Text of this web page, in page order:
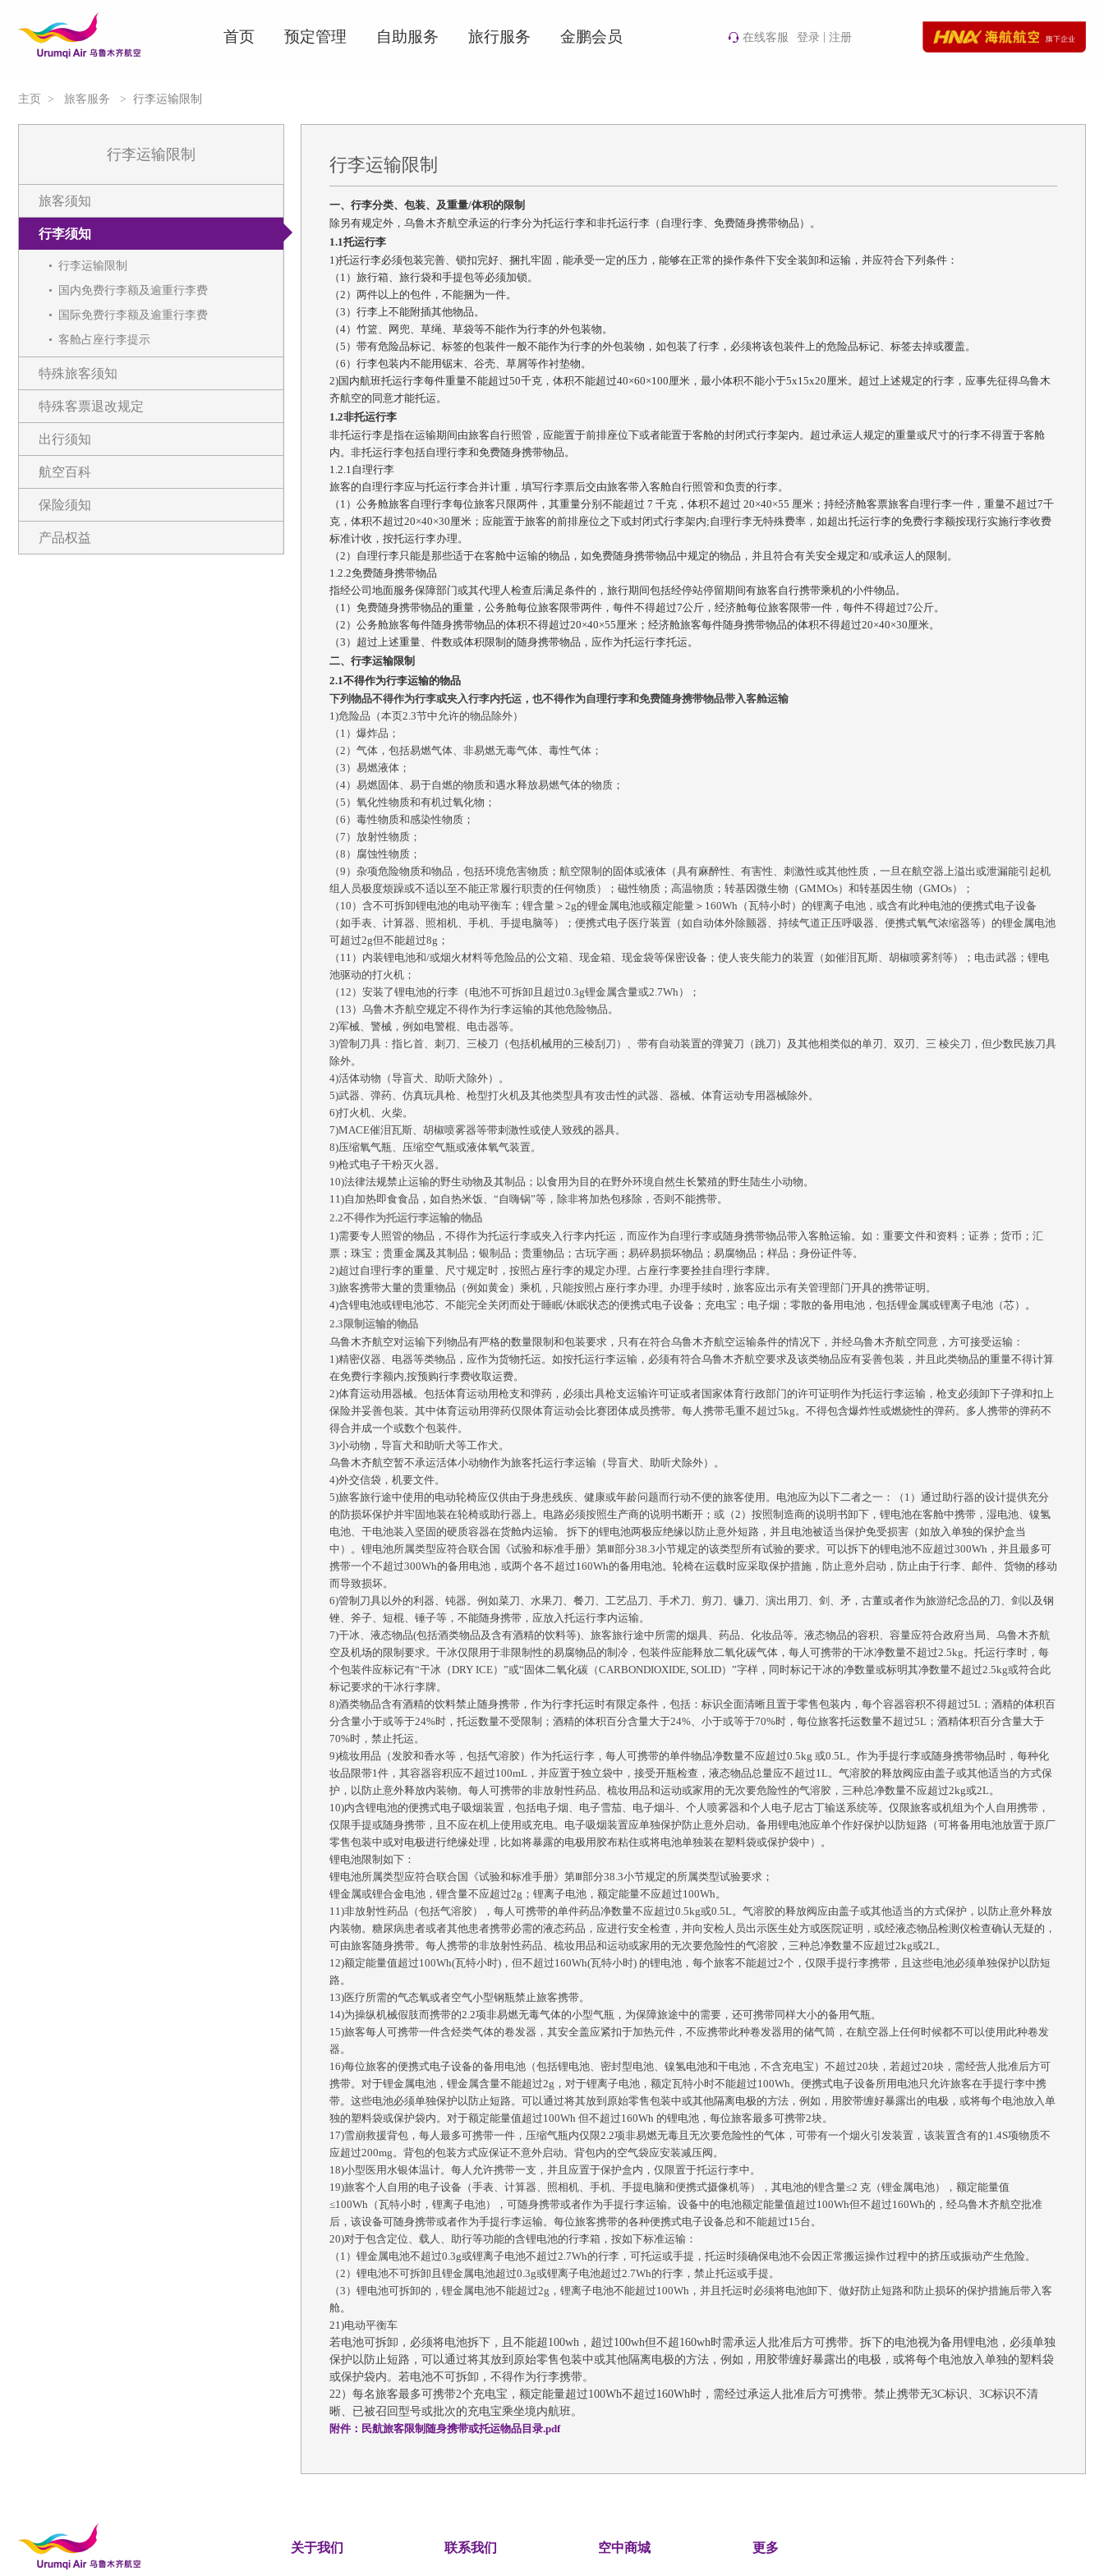
首页 预定管理 自助服务 旅行服务 金鹏会员 在线客服 登录 注册
主页 > 旅客服务 > 行李运输限制
行李运输限制
旅客须知
行李须知
行李运输限制
国内免费行李额及逾重行李费
国际免费行李额及逾重行李费
客舱占座行李提示
特殊旅客须知
特殊客票退改规定
出行须知
航空百科
保险须知
产品权益
行李运输限制
一、行李分类、包装、及重量/体积的限制
除另有规定外，乌鲁木齐航空承运的行李分为托运行李和非托运行李（自理行李、免费随身携带物品）。
1.1托运行李
1)托运行李必须包装完善、锁扣完好、捆扎牢固，能承受一定的压力，能够在正常的操作条件下安全装卸和运输，并应符合下列条件：
（1）旅行箱、旅行袋和手提包等必须加锁。
（2）两件以上的包件，不能捆为一件。
（3）行李上不能附插其他物品。
（4）竹篮、网兜、草绳、草袋等不能作为行李的外包装物。
（5）带有危险品标记、标签的包装件一般不能作为行李的外包装物，如包装了行李，必须将该包装件上的危险品标记、标签去掉或覆盖。
（6）行李包装内不能用锯末、谷壳、草屑等作衬垫物。
2)国内航班托运行李每件重量不能超过50千克，体积不能超过40×60×100厘米，最小体积不能小于5x15x20厘米。超过上述规定的行李，应事先征得乌鲁木
齐航空的同意才能托运。
1.2非托运行李
非托运行李是指在运输期间由旅客自行照管，应能置于前排座位下或者能置于客舱的封闭式行李架内。超过承运人规定的重量或尺寸的行李不得置于客舱
内。非托运行李包括自理行李和免费随身携带物品。
1.2.1自理行李
旅客的自理行李应与托运行李合并计重，填写行李票后交由旅客带入客舱自行照管和负责的行李。
（1）公务舱旅客自理行李每位旅客只限两件，其重量分别不能超过 7 千克，体积不超过 20×40×55 厘米；持经济舱客票旅客自理行李一件，重量不超过7千
克，体积不超过20×40×30厘米；应能置于旅客的前排座位之下或封闭式行李架内;自理行李无特殊费率，如超出托运行李的免费行李额按现行实施行李收费
标准计收，按托运行李办理。
（2）自理行李只能是那些适于在客舱中运输的物品，如免费随身携带物品中规定的物品，并且符合有关安全规定和/或承运人的限制。
1.2.2免费随身携带物品
指经公司地面服务保障部门或其代理人检查后满足条件的，旅行期间包括经停站停留期间有旅客自行携带乘机的小件物品。
（1）免费随身携带物品的重量，公务舱每位旅客限带两件，每件不得超过7公斤，经济舱每位旅客限带一件，每件不得超过7公斤。
（2）公务舱旅客每件随身携带物品的体积不得超过20×40×55厘米；经济舱旅客每件随身携带物品的体积不得超过20×40×30厘米。
（3）超过上述重量、件数或体积限制的随身携带物品，应作为托运行李托运。
二、行李运输限制
2.1不得作为行李运输的物品
下列物品不得作为行李或夹入行李内托运，也不得作为自理行李和免费随身携带物品带入客舱运输
1)危险品 （本页2.3节中允许的物品除外）
（ 1）爆炸品；
（2）气体，包括易燃气体、非易燃无毒气体、毒性气体；
（3）易燃液体；
（4）易燃固体、易于自燃的物质和遇水释放易燃气体的物质；
（5）氧化性物质和有机过氧化物；
（6）毒性物质和感染性物质；
（7）放射性物质；
（8）腐蚀性物质；
（9）杂项危险物质和物品，包括环境危害物质；航空限制的固体或液体（具有麻醉性、有害性、刺激性或其他性质，一旦在航空器上溢出或泄漏能引起机
组人员极度烦躁或不适以至不能正常履行职责的任何物质）；磁性物质；高温物质；转基因微生物（GMMOs）和转基因生物（GMOs）；
（ 10）含不可拆卸锂电池的电动平衡车；锂含量＞2g的锂金属电池或额定能量＞160Wh（瓦特小时）的锂离子电池，或含有此种电池的便携式电子设备
（如手表、计算器、照相机、手机、手提电脑等）；便携式电子医疗装置（如自动体外除颤器、持续气道正压呼吸器、便携式氧气浓缩器等）的锂金属电池
可超过2g但不能超过8g；
（ 11）内装锂电池和/或烟火材料等危险品的公文箱、现金箱、现金袋等保密设备；使人丧失能力的装置（如催泪瓦斯、胡椒喷雾剂等）；电击武器；锂电
池驱动的打火机；
（ 12）安装了锂电池的行李（电池不可拆卸且超过0.3g锂金属含量或2.7Wh）；
（ 13）乌鲁木齐航空规定不得作为行李运输的其他危险物品。
2)军械、警械，例如电警棍、电击器等。
3)管制刀具：指匕首、刺刀、三棱刀（包括机械用的三棱刮刀）、带有自动装置的弹簧刀（跳刀）及其他相类似的单刃、双刃、三 棱尖刀，但少数民族刀具
除外。
4)活体动物（导盲犬、助听犬除外）。
5)武器、弹药、仿真玩具枪、枪型打火机及其他类型具有攻击性的武器、器械。体育运动专用器械除外。
6)打火机、火柴。
7)MACE催泪瓦斯、胡椒喷雾器等带刺激性或使人致残的器具。
8)压缩氧气瓶、压缩空气瓶或液体氧气装置。
9)枪式电子干粉灭火器。
10)法律法规禁止运输的野生动物及其制品；以食用为目的在野外环境自然生长繁殖的野生陆生小动物。
11)自加热即食食品，如自热米饭、 “自嗨锅”等，除非将加热包移除，否则不能携带。
2.2不得作为托运行李运输的物品
1)需要专人照管的物品，不得作为托运行李或夹入行李内托运，而应作为自理行李或随身携带物品带入客舱运输。如：重要文件和资料；证券；货币；汇
票；珠宝；贵重金属及其制品；银制品；贵重物品；古玩字画；易碎易损坏物品；易腐物品；样品；身份证件等。
2)超过自理行李的重量、尺寸规定时，按照占座行李的规定办理。占座行李要拴挂自理行李牌。
3)旅客携带大量的贵重物品（例如黄金）乘机，只能按照占座行李办理。办理手续时，旅客应出示有关管理部门开具的携带证明。
4)含锂电池或锂电池芯、不能完全关闭而处于睡眠/休眠状态的便携式电子设备；充电宝；电子烟；零散的备用电池，包括锂金属或锂离子电池（芯）。
2.3限制运输的物品
乌鲁木齐航空对运输下列物品有严格的数量限制和包装要求，只有在符合乌鲁木齐航空运输条件的情况下，并经乌鲁木齐航空同意，方可接受运输：
1)精密仪器、电器等类物品，应作为货物托运。如按托运行李运输，必须有符合乌鲁木齐航空要求及该类物品应有妥善包装，并且此类物品的重量不得计算
在免费行李额内,按预购行李费收取运费。
2)体育运动用器械。包括体育运动用枪支和弹药，必须出具枪支运输许可证或者国家体育行政部门的许可证明作为托运行李运输，枪支必须卸下子弹和扣上
保险并妥善包装。其中体育运动用弹药仅限体育运动会比赛团体成员携带。每人携带毛重不超过5kg。不得包含爆炸性或燃烧性的弹药。多人携带的弹药不
得合并成一个或数个包装件。
3)小动物，导盲犬和助听犬等工作犬。
乌鲁木齐航空暂不承运活体小动物作为旅客托运行李运输（导盲犬、助听犬除外）。
4)外交信袋，机要文件。
5)旅客旅行途中使用的电动轮椅应仅供由于身患残疾、健康或年龄问题而行动不便的旅客使用。电池应为以下二者之一：（1）通过助行器的设计提供充分
的防损坏保护并牢固地装在轮椅或助行器上。电路必须按照生产商的说明书断开；或（2）按照制造商的说明书卸下，锂电池在客舱中携带，湿电池、镍氢
电池、干电池装入坚固的硬质容器在货舱内运输。 拆下的锂电池两极应绝缘以防止意外短路，并且电池被适当保护免受损害（如放入单独的保护盒当
中）。锂电池所属类型应符合联合国《试验和标准手册》第Ⅲ部分38.3小节规定的该类型所有试验的要求。可以拆下的锂电池不应超过300Wh，并且最多可
携带一个不超过300Wh的备用电池，或两个各不超过160Wh的备用电池。轮椅在运载时应采取保护措施，防止意外启动，防止由于行李、邮件、货物的移动
而导致损坏。
6)管制刀具以外的利器、钝器。例如菜刀、水果刀、餐刀、工艺品刀、手术刀、剪刀、镰刀、演出用刀、剑、矛，古董或者作为旅游纪念品的刀、剑以及钢
锉、斧子、短棍、锤子等，不能随身携带，应放入托运行李内运输。
7)干冰、液态物品(包括酒类物品及含有酒精的饮料等)、旅客旅行途中所需的烟具、药品、化妆品等。液态物品的容积、容量应符合政府当局、乌鲁木齐航
空及机场的限制要求。干冰仅限用于非限制性的易腐物品的制冷，包装件应能释放二氧化碳气体，每人可携带的干冰净数量不超过2.5kg。托运行李时，每
个包装件应标记有“干冰（DRY ICE）”或“固体二氧化碳（CARBONDIOXIDE, SOLID）”字样，同时标记干冰的净数量或标明其净数量不超过2.5kg或符合此
标记要求的干冰行李牌。
8)酒类物品含有酒精的饮料禁止随身携带，作为行李托运时有限定条件，包括：标识全面清晰且置于零售包装内，每个容器容积不得超过5L；酒精的体积百
分含量小于或等于24%时，托运数量不受限制；酒精的体积百分含量大于24%、小于或等于70%时，每位旅客托运数量不超过5L；酒精体积百分含量大于
70%时，禁止托运。
9)梳妆用品（发胶和香水等，包括气溶胶）作为托运行李，每人可携带的单件物品净数量不应超过0.5kg 或0.5L。作为手提行李或随身携带物品时，每种化
妆品限带1件，其容器容积应不超过100mL，并应置于独立袋中，接受开瓶检查，液态物品总量应不超过1L。气溶胶的释放阀应由盖子或其他适当的方式保
护，以防止意外释放内装物。每人可携带的非放射性药品、梳妆用品和运动或家用的无次要危险性的气溶胶，三种总净数量不应超过2kg或2L。
10)内含锂电池的便携式电子吸烟装置，包括电子烟、电子雪茄、电子烟斗、个人喷雾器和个人电子尼古丁输送系统等。仅限旅客或机组为个人自用携带，
仅限手提或随身携带，且不应在机上使用或充电。电子吸烟装置应单独保护防止意外启动。备用锂电池应单个作好保护以防短路（可将备用电池放置于原厂
零售包装中或对电极进行绝缘处理，比如将暴露的电极用胶布粘住或将电池单独装在塑料袋或保护袋中）。
锂电池限制如下：
锂电池所属类型应符合联合国《试验和标准手册》第Ⅲ部分38.3小节规定的所属类型试验要求；
锂金属或锂合金电池，锂含量不应超过2g；锂离子电池，额定能量不应超过100Wh。
11)非放射性药品（包括气溶胶），每人可携带的单件药品净数量不应超过0.5kg或0.5L。气溶胶的释放阀应由盖子或其他适当的方式保护，以防止意外释放
内装物。糖尿病患者或者其他患者携带必需的液态药品，应进行安全检查，并向安检人员出示医生处方或医院证明，或经液态物品检测仪检查确认无疑的，
可由旅客随身携带。每人携带的非放射性药品、梳妆用品和运动或家用的无次要危险性的气溶胶，三种总净数量不应超过2kg或2L。
12)额定能量值超过100Wh(瓦特小时)，但不超过160Wh(瓦特小时) 的锂电池，每个旅客不能超过2个，仅限手提行李携带，且这些电池必须单独保护以防短
路。
13)医疗所需的气态氧或者空气小型钢瓶禁止旅客携带。
14)为操纵机械假肢而携带的2.2项非易燃无毒气体的小型气瓶，为保障旅途中的需要，还可携带同样大小的备用气瓶。
15)旅客每人可携带一件含烃类气体的卷发器，其安全盖应紧扣于加热元件，不应携带此种卷发器用的储气筒，在航空器上任何时候都不可以使用此种卷发
器。
16)每位旅客的便携式电子设备的备用电池（包括锂电池、密封型电池、镍氢电池和干电池，不含充电宝）不超过20块，若超过20块，需经营人批准后方可
携带。对于锂金属电池，锂金属含量不能超过2g，对于锂离子电池，额定瓦特小时不能超过100Wh。便携式电子设备所用电池只允许旅客在手提行李中携
带。这些电池必须单独保护以防止短路。可以通过将其放到原始零售包装中或其他隔离电极的方法，例如，用胶带缠好暴露出的电极，或将每个电池放入单
独的塑料袋或保护袋内。对于额定能量值超过100Wh 但不超过160Wh 的锂电池，每位旅客最多可携带2块。
17)雪崩救援背包，每人最多可携带一件，压缩气瓶内仅限2.2项非易燃无毒且无次要危险性的气体，可带有一个烟火引发装置，该装置含有的1.4S项物质不
应超过200mg。背包的包装方式应保证不意外启动。背包内的空气袋应安装减压阀。
18)小型医用水银体温计。每人允许携带一支，并且应置于保护盒内，仅限置于托运行李中。
19)旅客个人自用的电子设备（手表、计算器、照相机、手机、手提电脑和便携式摄像机等），其电池的锂含量≤2 克（锂金属电池），额定能量值
≤100Wh（瓦特小时，锂离子电池），可随身携带或者作为手提行李运输。设备中的电池额定能量值超过100Wh但不超过160Wh的，经乌鲁木齐航空批准
后，该设备可随身携带或者作为手提行李运输。每位旅客携带的各种便携式电子设备总和不能超过15台。
20)对于包含定位、载人、助行等功能的含锂电池的行李箱，按如下标准运输：
（ 1）锂金属电池不超过0.3g或锂离子电池不超过2.7Wh的行李，可托运或手提，托运时须确保电池不会因正常搬运操作过程中的挤压或振动产生危险。
（2）锂电池不可拆卸且锂金属电池超过0.3g或锂离子电池超过2.7Wh的行李，禁止托运或手提。
（3）锂电池可拆卸的，锂金属电池不能超过2g，锂离子电池不能超过100Wh，并且托运时必须将电池卸下、做好防止短路和防止损坏的保护措施后带入客
舱。
21)电动平衡车
若电池可拆卸，必须将电池拆下，且不能超 100wh， 超过100wh但不超160wh时需承运人批准后方可携带。拆下的电池视为备用锂电池，必须单独
保护以防止短路，可以通过将其放到原始零售包装中或其他隔离电极的方法，例如，用胶带缠好暴露出的电极，或将每个电池放入单独的塑料袋
或保护袋内。若电池不可拆卸，不得作为行李携带。
22）每名旅客最多可携带2个充电宝，额定能量超过100Wh不超过160Wh时，需经过承运人批准后方可携带。禁止携带无3C标识、3C标识不清
晰、已被召回型号或批次的充电宝乘坐境内航班。
附件：民航旅客限制随身携带或托运物品目录.pdf
关于我们 联系我们 空中商城 更多